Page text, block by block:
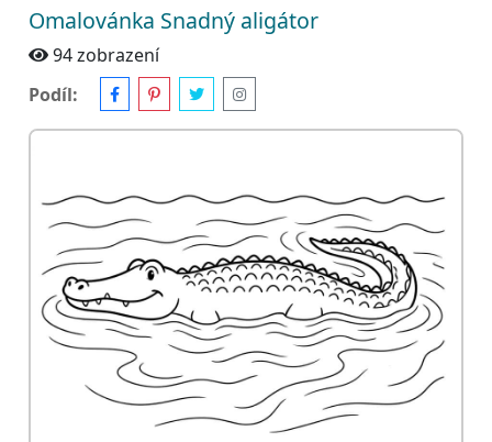
Omalovánka Snadný aligátor
94 zobrazení
Podíl: